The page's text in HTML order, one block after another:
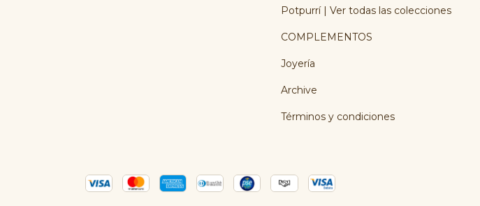
Potpurrí | Ver todas las colecciones
COMPLEMENTOS
Joyería
Archive
Términos y condiciones